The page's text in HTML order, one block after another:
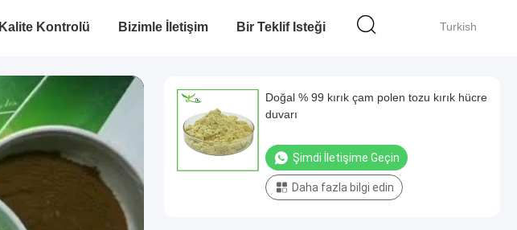
Turkish
Kalite Kontrolü Bizimle İletişim Bir Teklif Isteği
Doğal % 99 kırık çam polen tozu kırık hücre
duvarı
Şimdi İletişime Geçin
Daha fazla bilgi edin